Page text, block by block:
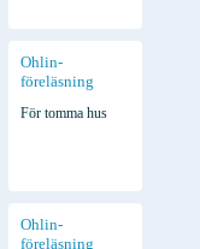
Ohlin-
föreläsning
För tomma hus
Ohlin-
föreläsning